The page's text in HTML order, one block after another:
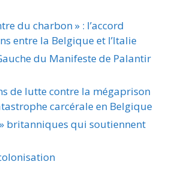
du charbon » : l’accord
entre la Belgique et l’Italie
du Manifeste de Palantir
de lutte contre la mégaprison
carcérale en Belgique
britanniques qui soutiennent